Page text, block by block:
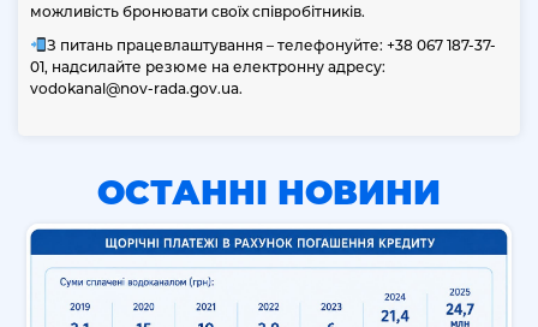
можливість бронювати своїх співробітників.
З питань працевлаштування – телефонуйте: +38 067 187-37-
01, надсилайте резюме на електронну адресу:
vodokanal@nov-rada.gov.ua.
ОСТАННІ НОВИНИ